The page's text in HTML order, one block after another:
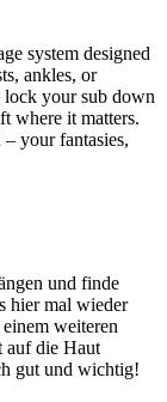
system designed
ankles, or
lock your sub down
where it matters.
your fantasies,
und finde
hier mal wieder
weiteren
auf die Haut
gut und wichtig!